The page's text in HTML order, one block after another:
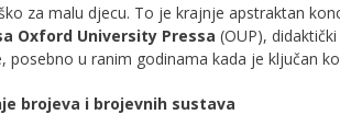
za malu djecu. To je krajnje apstraktan
Oxford University Pressa (OUP),
posebno u ranim godinama kada je ključan
brojeva i brojevnih sustava